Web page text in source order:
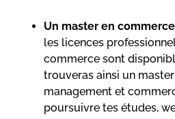
Un master en commerce
les licences
commerce sont
trouveras ainsi un
management et
poursuivre tes études,